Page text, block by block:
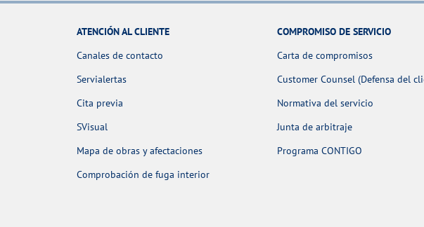
ATENCIÓN AL CLIENTE
Canales de contacto
Servialertas
Cita previa
SVisual
Mapa de obras y afectaciones
Comprobación de fuga interior
COMPROMISO DE SERVICIO
Carta de compromisos
Customer Counsel (Defensa del
Normativa del servicio
Junta de arbitraje
Programa CONTIGO